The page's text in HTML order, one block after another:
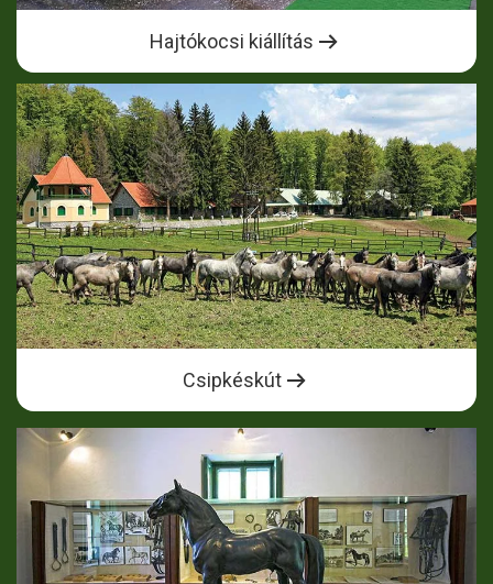
Hajtókocsi kiállítás
Csipkéskút